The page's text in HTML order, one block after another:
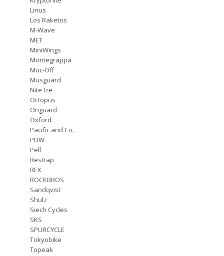
Linus
Los Raketos
M-Wave
MET
MiniWings
Montegrappa
Muc-Off
Musguard
Nite Ize
Octopus
Onguard
Oxford
Pacific and Co.
PDW
Pell
Restrap
REX
ROCKBROS
Sandqvist
Shulz
Siech Cycles
SKS
SPURCYCLE
Tokyobike
Topeak